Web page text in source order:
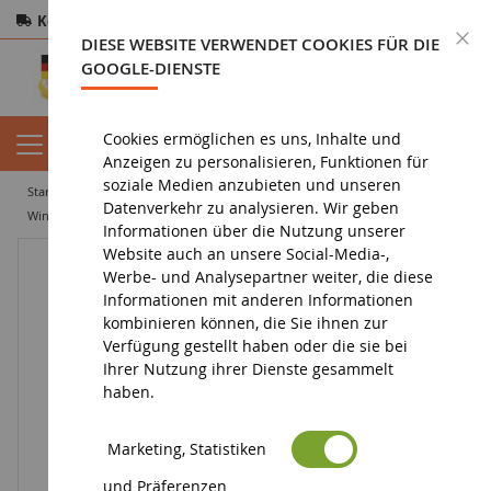
Kostenloser Versand
Rücksendungen innerhalb von 14 Tagen
startseite diorama
zubehör
Windrad Höhe 29 cm - Wird mit 2 Batterien geliefert
DIESE WEBSITE VERWENDET COOKIES FÜR DIE
GOOGLE-DIENSTE
Cookies ermöglichen es uns, Inhalte und
Anzeigen zu personalisieren, Funktionen für
soziale Medien anzubieten und unseren
Datenverkehr zu analysieren. Wir geben
Informationen über die Nutzung unserer
Website auch an unsere Social-Media-,
Werbe- und Analysepartner weiter, die diese
Informationen mit anderen Informationen
kombinieren können, die Sie ihnen zur
Verfügung gestellt haben oder die sie bei
Ihrer Nutzung ihrer Dienste gesammelt
haben.
Marketing, Statistiken
und Präferenzen